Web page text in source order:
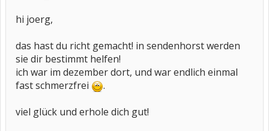
hi joerg,
das hast du richt gemacht! in sendenhorst werden
sie dir bestimmt helfen!
ich war im dezember dort, und war endlich einmal
fast schmerzfrei
.
viel glück und erhole dich gut!